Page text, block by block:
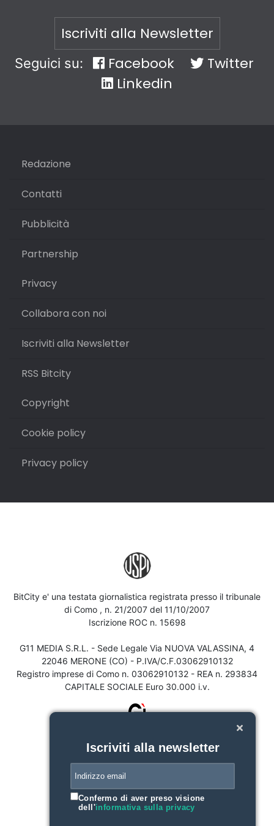
Iscriviti alla Newsletter
Seguici su: Facebook
Twitter
Linkedin
Redazione
Contatti
Pubblicità
Partnership
Privacy
Collabora con noi
Iscriviti alla Newsletter
RSS Bitcity
Copyright
Cookie policy
Privacy policy
BitCity e' una testata giornalistica registrata presso il tribunale
di Como , n. 21/2007 del 11/10/2007
Iscrizione ROC n. 15698
G11 MEDIA S.R.L. - Sede Legale Via NUOVA VALASSINA, 4
22046 MERONE (CO) - P.IVA/C.F.03062910132
Registro imprese di Como n. 03062910132 - REA n. 293834
CAPITALE SOCIALE Euro 30.000 i.v.
Iscriviti alla newsletter
Confermo di aver preso visione
dell'informativa sulla privacy